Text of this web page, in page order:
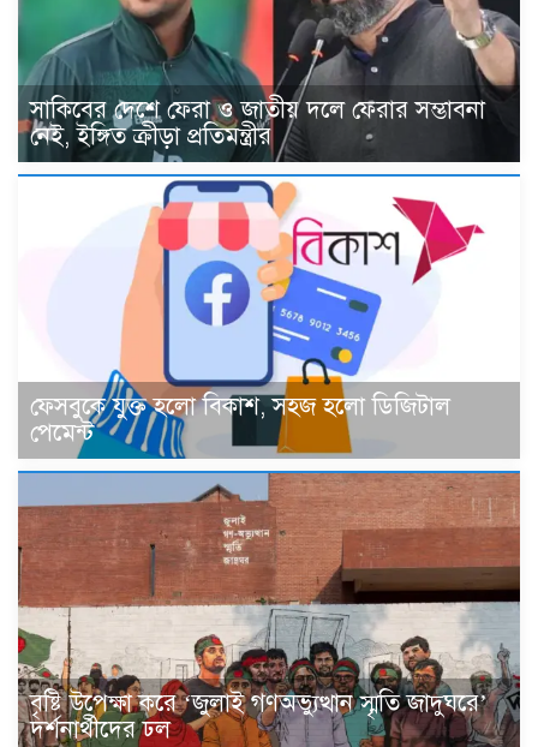
সাকিবের দেশে ফেরা ও জাতীয় দলে ফেরার সম্ভাবনা
নেই, ইঙ্গিত ক্রীড়া প্রতিমন্ত্রীর
ফেসবুকে যুক্ত হলো বিকাশ, সহজ হলো ডিজিটাল
পেমেন্ট
বৃষ্টি উপেক্ষা করে ‘জুলাই গণঅভ্যুত্থান স্মৃতি জাদুঘরে’
দর্শনার্থীদের ঢল